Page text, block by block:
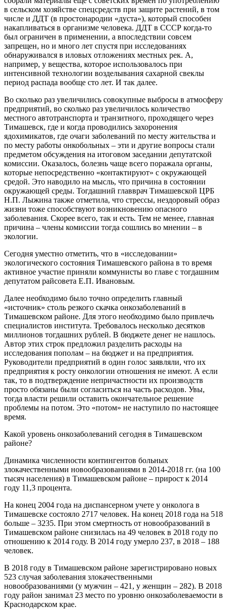
в сельском хозяйстве спецсредств при защите растений, в том
числе и ДДТ (в простонародии «дуста»), который способен
накапливаться в организме человека. ДДТ в СССР когда-то
был ограничен в применении, а впоследствии совсем
запрещен, но и много лет спустя при исследованиях
обнаруживался в иловых отложениях местных рек. А,
например, у вещества, которое использовалось при
интенсивной технологии возделывания сахарной свеклы
период распада вообще сто лет. И так далее.
Во сколько раз увеличились совокупные выбросы в атмосферу
предприятий, во сколько раз увеличилось количество
местного автотранспорта и транзитного, проходящего через
Тимашевск, где и когда проводились захоронения
ядохимикатов, где очаги заболеваний по месту жительства и
по месту работы онкобольных – эти и другие вопросы стали
предметом обсуждения на итоговом заседании депутатской
комиссии. Оказалось, болезнь чаще всего поражала органы,
которые непосредственно «контактируют» с окружающей
средой. Это наводило на мысль, что причина в состоянии
окружающей среды. Тогдашний главврач Тимашевской ЦРБ
Н.П. Лыжина также отметила, что стрессы, нездоровый образ
жизни тоже способствуют возникновению опасного
заболевания. Скорее всего, так и есть. Тем не менее, главная
причина – члены комиссии тогда сошлись во мнении – в
экологии.
Сегодня уместно отметить, что в «исследовании»
экологического состояния Тимашевского района в то время
активное участие приняли коммунисты во главе с тогдашним
депутатом райсовета Е.П. Ивановым.
Далее необходимо было точно определить главный
«источник» столь резкого скачка онкозаболеваний в
Тимашевском районе. Для этого необходимо было привлечь
специалистов института. Требовалось несколько десятков
миллионов тогдашних рублей. В бюджете денег не нашлось.
Автор этих строк предложил разделить расходы на
исследования пополам – на бюджет и на предприятия.
Руководители предприятий в один голос заявляли, что их
предприятия к росту онкологии отношения не имеют. А если
так, то в подтверждение непричастности их производств
просто обязаны были согласиться на часть расходов. Увы,
тогда власти решили оставить окончательное решение
проблемы на потом. Это «потом» не наступило по настоящее
время.
Какой уровень онкозаболеваний сегодня в Тимашевском
районе?
Динамика численности контингентов больных
злокачественными новообразованиями в 2014-2018 гг. (на 100
тысяч населения) в Тимашевском районе – прирост к 2014
году 11,3 процента.
На конец 2004 года на диспансерном учете у онколога в
Тимашевске состояло 2717 человек. На конец 2018 года на 518
больше – 3235. При этом смертность от новообразований в
Тимашевском районе снизилась на 49 человек в 2018 году по
отношению к 2014 году. В 2014 году умерло 237, в 2018 – 188
человек.
В 2018 году в Тимашевском районе зарегистрировано новых
523 случая заболевания злокачественными
новообразованиями (у мужчин – 421, у женщин – 282). В 2018
году район занимал 23 место по уровню онкозаболеваемости в
Краснодарском крае.